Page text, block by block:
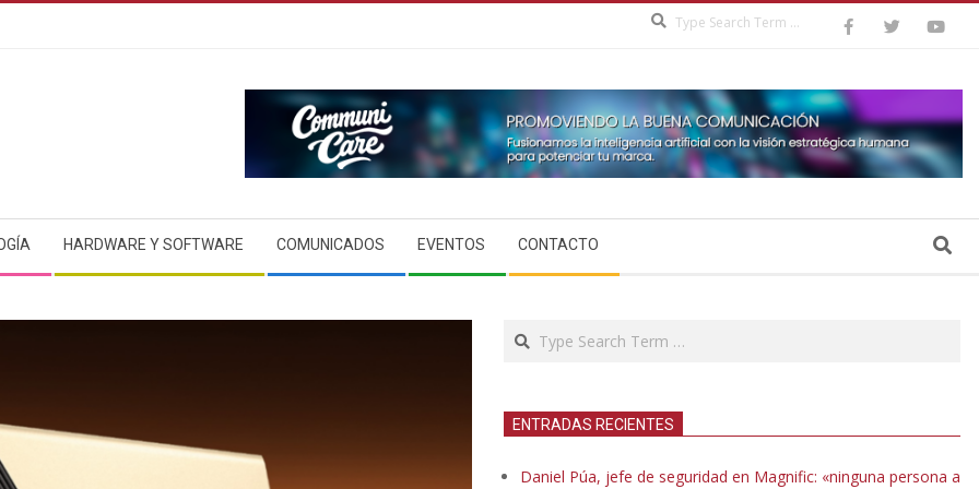
HARDWARE Y SOFTWARE COMUNICADOS EVENTOS CONTACTO Search
Search
ENTRADAS RECIENTES
Daniel Púa, jefe de seguridad en Magnific: «ninguna persona a